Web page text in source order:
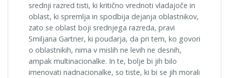
srednji razred tisti, ki kritično vrednoti vladajoče in
oblast, ki spremlja in spodbija dejanja oblastnikov,
zato se oblast boji srednjega razreda, pravi
Smiljana Gartner, ki poudarja, da pri tem, ko govori
o oblastnikih, nima v mislih ne levih ne desnih,
ampak multinacionalke. In te, bolje bi jih bilo
imenovati nadnacionalke, so tiste, ki bi se jih morali